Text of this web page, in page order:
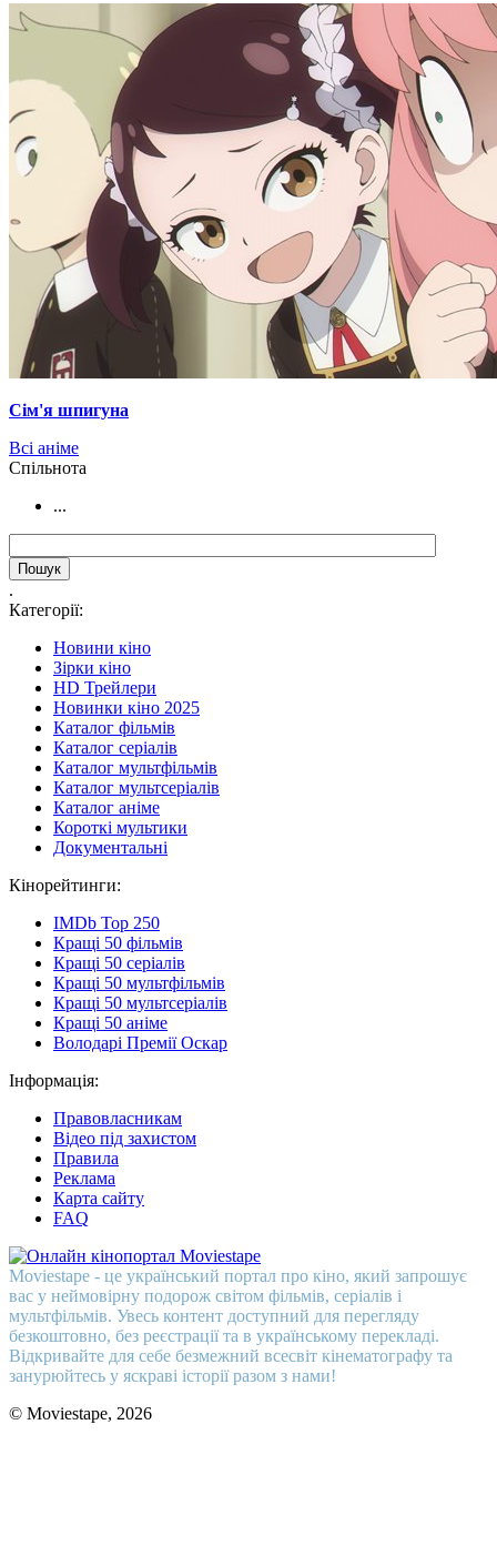
Сім'я шпигуна
Всі аніме
Cпільнота
...
.
Категорії:
Новини кіно
Зірки кіно
HD Трейлери
Новинки кіно 2025
Каталог фільмів
Каталог серіалів
Каталог мультфільмів
Каталог мультсеріалів
Каталог аніме
Короткі мультики
Документальні
Кінорейтинги:
IMDb Top 250
Кращі 50 фільмів
Кращі 50 серіалів
Кращі 50 мультфільмів
Кращі 50 мультсеріалів
Кращі 50 аніме
Володарі Премії Оскар
Інформація:
Правовласникам
Відео під захистом
Правила
Реклама
Карта сайту
FAQ
Moviestape - це український портал про кіно, який запрошує
вас у неймовірну подорож світом фільмів, серіалів і
мультфільмів. Увесь контент доступний для перегляду
безкоштовно, без реєстрації та в українському перекладі.
Відкривайте для себе безмежний всесвіт кінематографу та
занурюйтесь у яскраві історії разом з нами!
© Moviestape, 2026